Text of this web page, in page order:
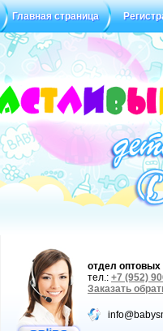
Главная страница
Статус заказа Отзывы
отдел
тел.: +7 (952)
Заказать